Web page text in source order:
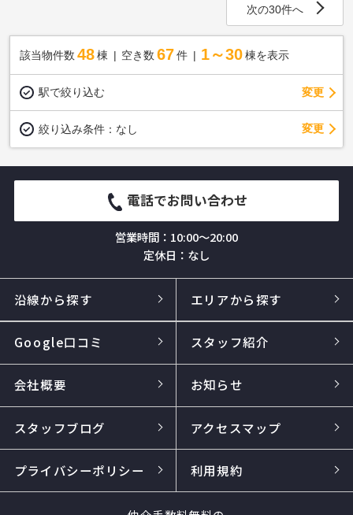
次の30件へ
該当物件数 48棟 空き数 67 件 1～30 棟を表示
駅で絞り込む 変更
絞り込み条件： なし 変更
電話でお問い合わせ
営業時間：10:00～20:00
定休日：なし
沿線から探す エリアから探す
Google口コミ スタッフ紹介
会社概要 お知らせ
スタッフブログ アクセスマップ
プライバシーポリシー 利用規約